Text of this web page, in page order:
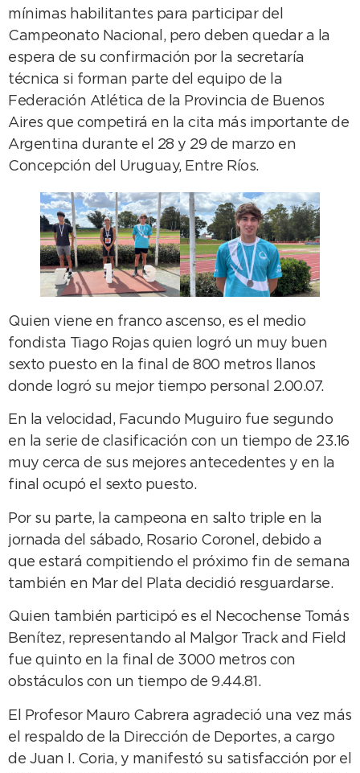
mínimas habilitantes para participar del
Campeonato Nacional, pero deben quedar a la
espera de su confirmación por la secretaría
técnica si forman parte del equipo de la
Federación Atlética de la Provincia de Buenos
Aires que competirá en la cita más importante de
Argentina durante el 28 y 29 de marzo en
Concepción del Uruguay, Entre Ríos.
Quien viene en franco ascenso, es el medio
fondista Tiago Rojas quien logró un muy buen
sexto puesto en la final de 800 metros llanos
donde logró su mejor tiempo personal 2.00.07.
En la velocidad, Facundo Muguiro fue segundo
en la serie de clasificación con un tiempo de 23.16
muy cerca de sus mejores antecedentes y en la
final ocupó el sexto puesto.
Por su parte, la campeona en salto triple en la
jornada del sábado, Rosario Coronel, debido a
que estará compitiendo el próximo fin de semana
también en Mar del Plata decidió resguardarse.
Quien también participó es el Necochense Tomás
Benítez, representando al Malgor Track and Field
fue quinto en la final de 3000 metros con
obstáculos con un tiempo de 9.44.81.
El Profesor Mauro Cabrera agradeció una vez más
el respaldo de la Dirección de Deportes, a cargo
de Juan I. Coria, y manifestó su satisfacción por el